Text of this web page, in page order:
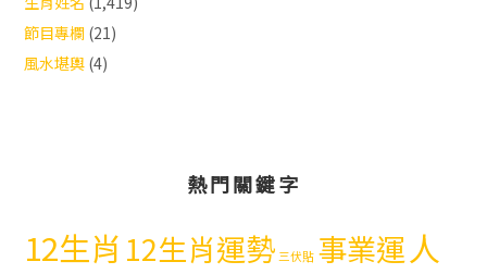
節目專欄 (21)
風水堪輿 (4)
熱門關鍵字
12生肖 12生肖運勢 三伏貼 事業運人